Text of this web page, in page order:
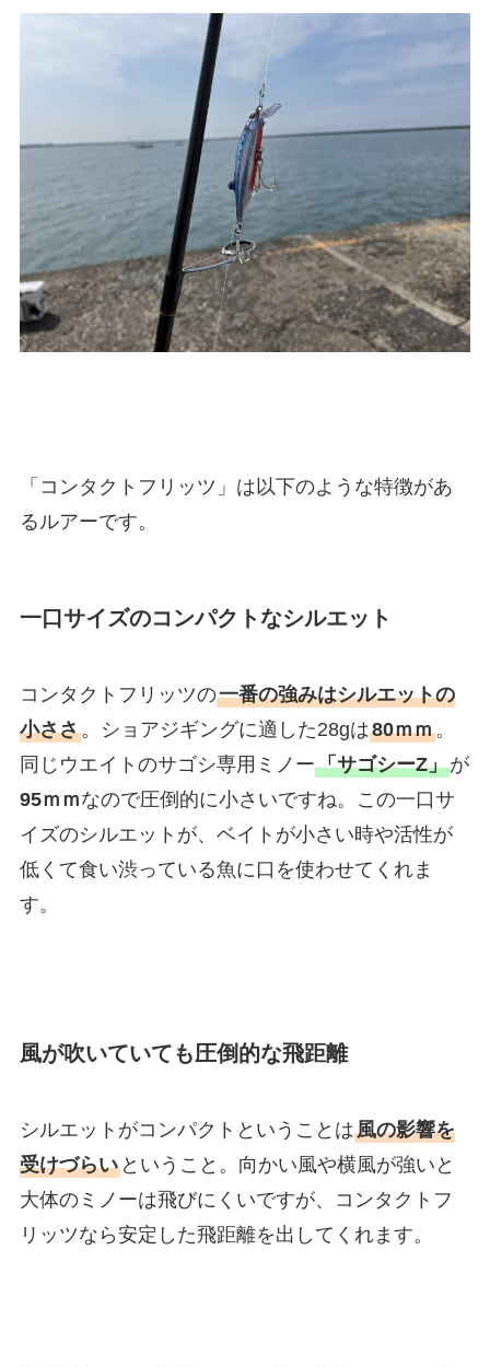
「コンタクトフリッツ」は以下のような特徴があ
るルアーです。
一口サイズのコンパクトなシルエット
コンタクトフリッツの一番の強みはシルエットの
小ささ。ショアジギングに適した28gは80ｍｍ。
同じウエイトのサゴシ専用ミノー「サゴシーZ」が
95ｍｍなので圧倒的に小さいですね。この一口サ
イズのシルエットが、ベイトが小さい時や活性が
低くて食い渋っている魚に口を使わせてくれま
す。
風が吹いていても圧倒的な飛距離
シルエットがコンパクトということは風の影響を
受けづらいということ。向かい風や横風が強いと
大体のミノーは飛びにくいですが、コンタクトフ
リッツなら安定した飛距離を出してくれます。